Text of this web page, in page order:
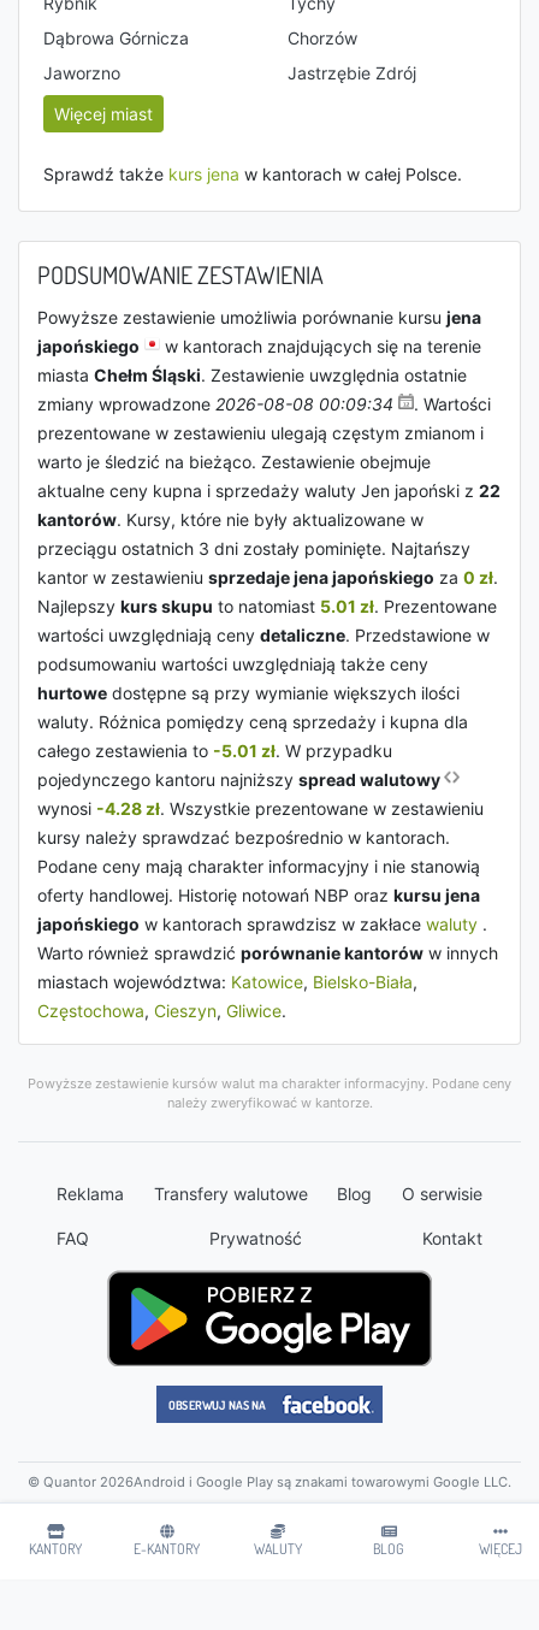
KANTORY E-KANTORY WALUTY BLOG WIĘCEJ
Dąbrowa Górnicza
Chorzów
Jaworzno
Jastrzębie Zdrój
Więcej miast
Sprawdź także kurs jena w kantorach w całej Polsce.
PODSUMOWANIE ZESTAWIENIA
Powyższe zestawienie umożliwia porównanie kursu jena
japońskiego
w kantorach znajdujących się na terenie
miasta Chełm Śląski. Zestawienie uwzględnia ostatnie
zmiany wprowadzone 2026-08-08 00:09:34
. Wartości
prezentowane w zestawieniu ulegają częstym zmianom i
warto je śledzić na bieżąco. Zestawienie obejmuje
aktualne ceny kupna i sprzedaży waluty Jen japoński z 22
kantorów. Kursy, które nie były aktualizowane w
przeciągu ostatnich 3 dni zostały pominięte. Najtańszy
kantor w zestawieniu sprzedaje jena japońskiego za 0 zł.
Najlepszy kurs skupu to natomiast 5.01 zł. Prezentowane
wartości uwzględniają ceny detaliczne. Przedstawione w
podsumowaniu wartości uwzględniają także ceny
hurtowe dostępne są przy wymianie większych ilości
waluty. Różnica pomiędzy ceną sprzedaży i kupna dla
całego zestawienia to -5.01 zł. W przypadku
pojedynczego kantoru najniższy spread walutowy
wynosi -4.28 zł. Wszystkie prezentowane w zestawieniu
kursy należy sprawdzać bezpośrednio w kantorach.
Podane ceny mają charakter informacyjny i nie stanowią
oferty handlowej. Historię notowań NBP oraz kursu jena
japońskiego w kantorach sprawdzisz w zakłace waluty .
Warto również sprawdzić porównanie kantorów w innych
miastach województwa: Katowice, Bielsko-Biała,
Częstochowa, Cieszyn, Gliwice.
Powyższe zestawienie kursów walut ma charakter informacyjny. Podane ceny
należy zweryfikować w kantorze.
Reklama Transfery walutowe Blog O serwisie
FAQ Prywatność Kontakt
© Quantor 2026Android i Google Play są znakami towarowymi Google LLC.